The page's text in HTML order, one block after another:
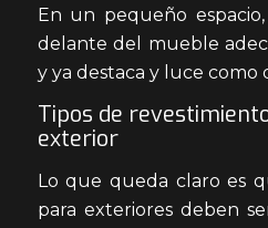
En un pequeño
delante del mueble
y ya destaca y luce como
Tipos de
exterior
Lo que queda claro es
para exteriores deben